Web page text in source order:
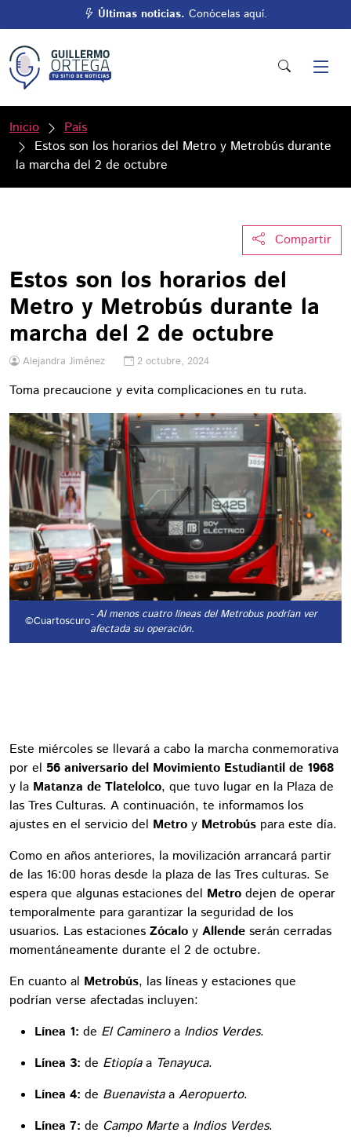
Últimas noticias. Conócelas aquí.
Inicio
País
Estos son los horarios del Metro y Metrobús durante
la marcha del 2 de octubre
Compartir
Estos son los horarios del
Metro y Metrobús durante la
marcha del 2 de octubre
Alejandra Jiménez 2 octubre, 2024
Toma precaucione y evita complicaciones en tu ruta.
©Cuartoscuro- Al menos cuatro líneas del Metrobus podrían ver
afectada su operación.
Este miércoles se llevará a cabo la marcha conmemorativa
por el 56 aniversario del Movimiento Estudiantil de 1968
y la Matanza de Tlatelolco, que tuvo lugar en la Plaza de
las Tres Culturas. A continuación, te informamos los
ajustes en el servicio del Metro y Metrobús para este día.
Como en años anteriores, la movilización arrancará partir
de las 16:00 horas desde la plaza de las Tres culturas. Se
espera que algunas estaciones del Metro dejen de operar
temporalmente para garantizar la seguridad de los
usuarios. Las estaciones Zócalo y Allende serán cerradas
momentáneamente durante el 2 de octubre.
En cuanto al Metrobús, las líneas y estaciones que
podrían verse afectadas incluyen:
Línea 1: de El Camineroa Indios Verdes.
Línea 3: de Etiopíaa Tenayuca.
Línea 4: de Buenavistaa Aeropuerto.
Línea 7: de Campo Martea Indios Verdes.